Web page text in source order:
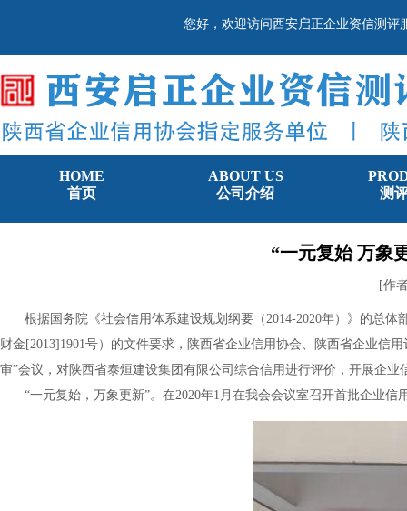
您好，欢迎访问西安启正企业资信测评
HOME
首页
ABOUT US
公司介绍
测
“一元复始 万象
[作
根据国务院《社会信用体系建设规划纲要（2014-2020年）》的总
财金[2013]1901号）的文件要求，陕西省企业信用协会、陕西省企业信
审”会议，对陕西省泰烜建设集团有限公司综合信用进行评价，开展企业
“一元复始，万象更新”。在2020年1月在我会会议室召开首批企业